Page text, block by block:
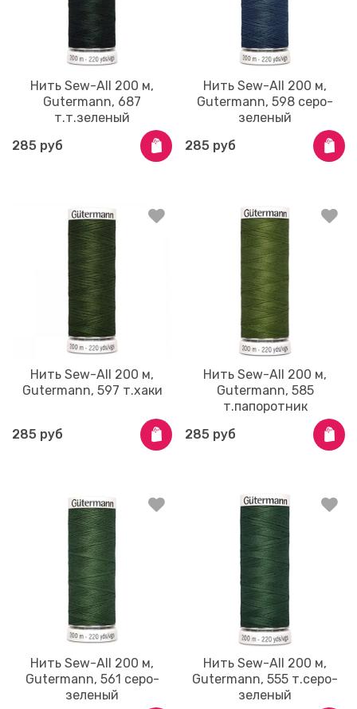
Нить Sew-All 200 м,
Gutermann, 687
т.т.зеленый
285 руб
Нить Sew-All 200 м,
Gutermann, 598 серо-
зеленый
285 руб
Нить Sew-All 200 м,
Gutermann, 597 т.хаки
285 руб
Нить Sew-All 200 м,
Gutermann, 585
т.папоротник
285 руб
Нить Sew-All 200 м,
Gutermann, 561 серо-
зеленый
Нить Sew-All 200 м,
Gutermann, 555 т.серо-
зеленый